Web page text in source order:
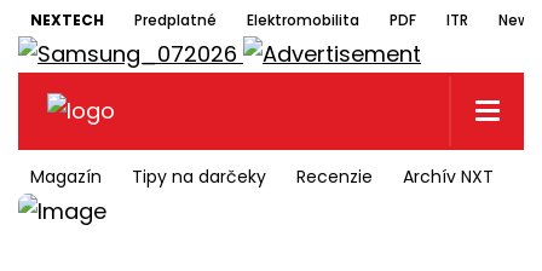
NEXTECH Predplatné Elektromobilita PDF ITR
Magazín Tipy na darčeky Recenzie Archív NXT